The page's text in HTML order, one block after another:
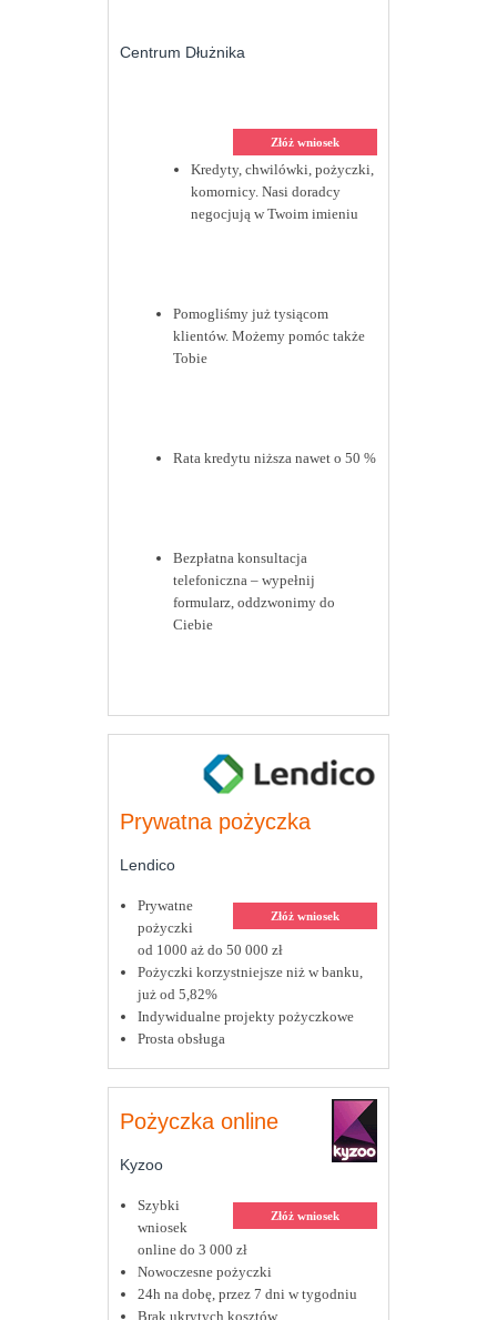
Centrum Dłużnika
Złóż wniosek
Kredyty, chwilówki, pożyczki,
komornicy. Nasi doradcy
negocjują w Twoim imieniu
Pomogliśmy już tysiącom
klientów. Możemy pomóc także
Tobie
Rata kredytu niższa nawet o 50 %
Bezpłatna konsultacja
telefoniczna – wypełnij
formularz, oddzwonimy do
Ciebie
Prywatna pożyczka
Lendico
Złóż wniosek
Prywatne
pożyczki
od 1000 aż do 50 000 zł
Pożyczki korzystniejsze niż w banku,
już od 5,82%
Indywidualne projekty pożyczkowe
Prosta obsługa
Pożyczka online
Kyzoo
Złóż wniosek
Szybki
wniosek
online do 3 000 zł
Nowoczesne pożyczki
24h na dobę, przez 7 dni w tygodniu
Brak ukrytych kosztów